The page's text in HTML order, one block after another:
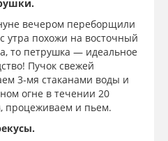
вечером переборщили
утра похожи на восточный
то петрушка — идеальное
Пучок свежей
3-мя стаканами воды и
огне в течении 20
процеживаем и пьем.